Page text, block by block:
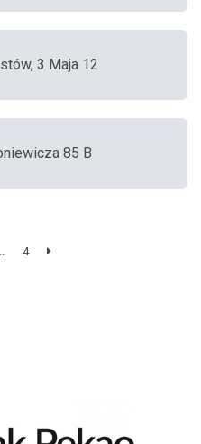
3 Maja 12
85 B
4